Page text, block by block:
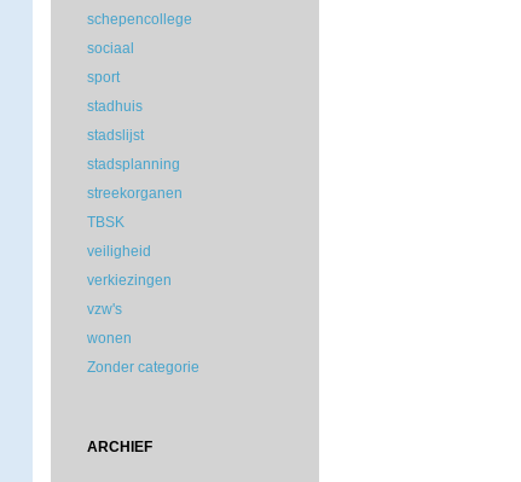
schepencollege
sociaal
sport
stadhuis
stadslijst
stadsplanning
streekorganen
TBSK
veiligheid
verkiezingen
vzw's
wonen
Zonder categorie
ARCHIEF